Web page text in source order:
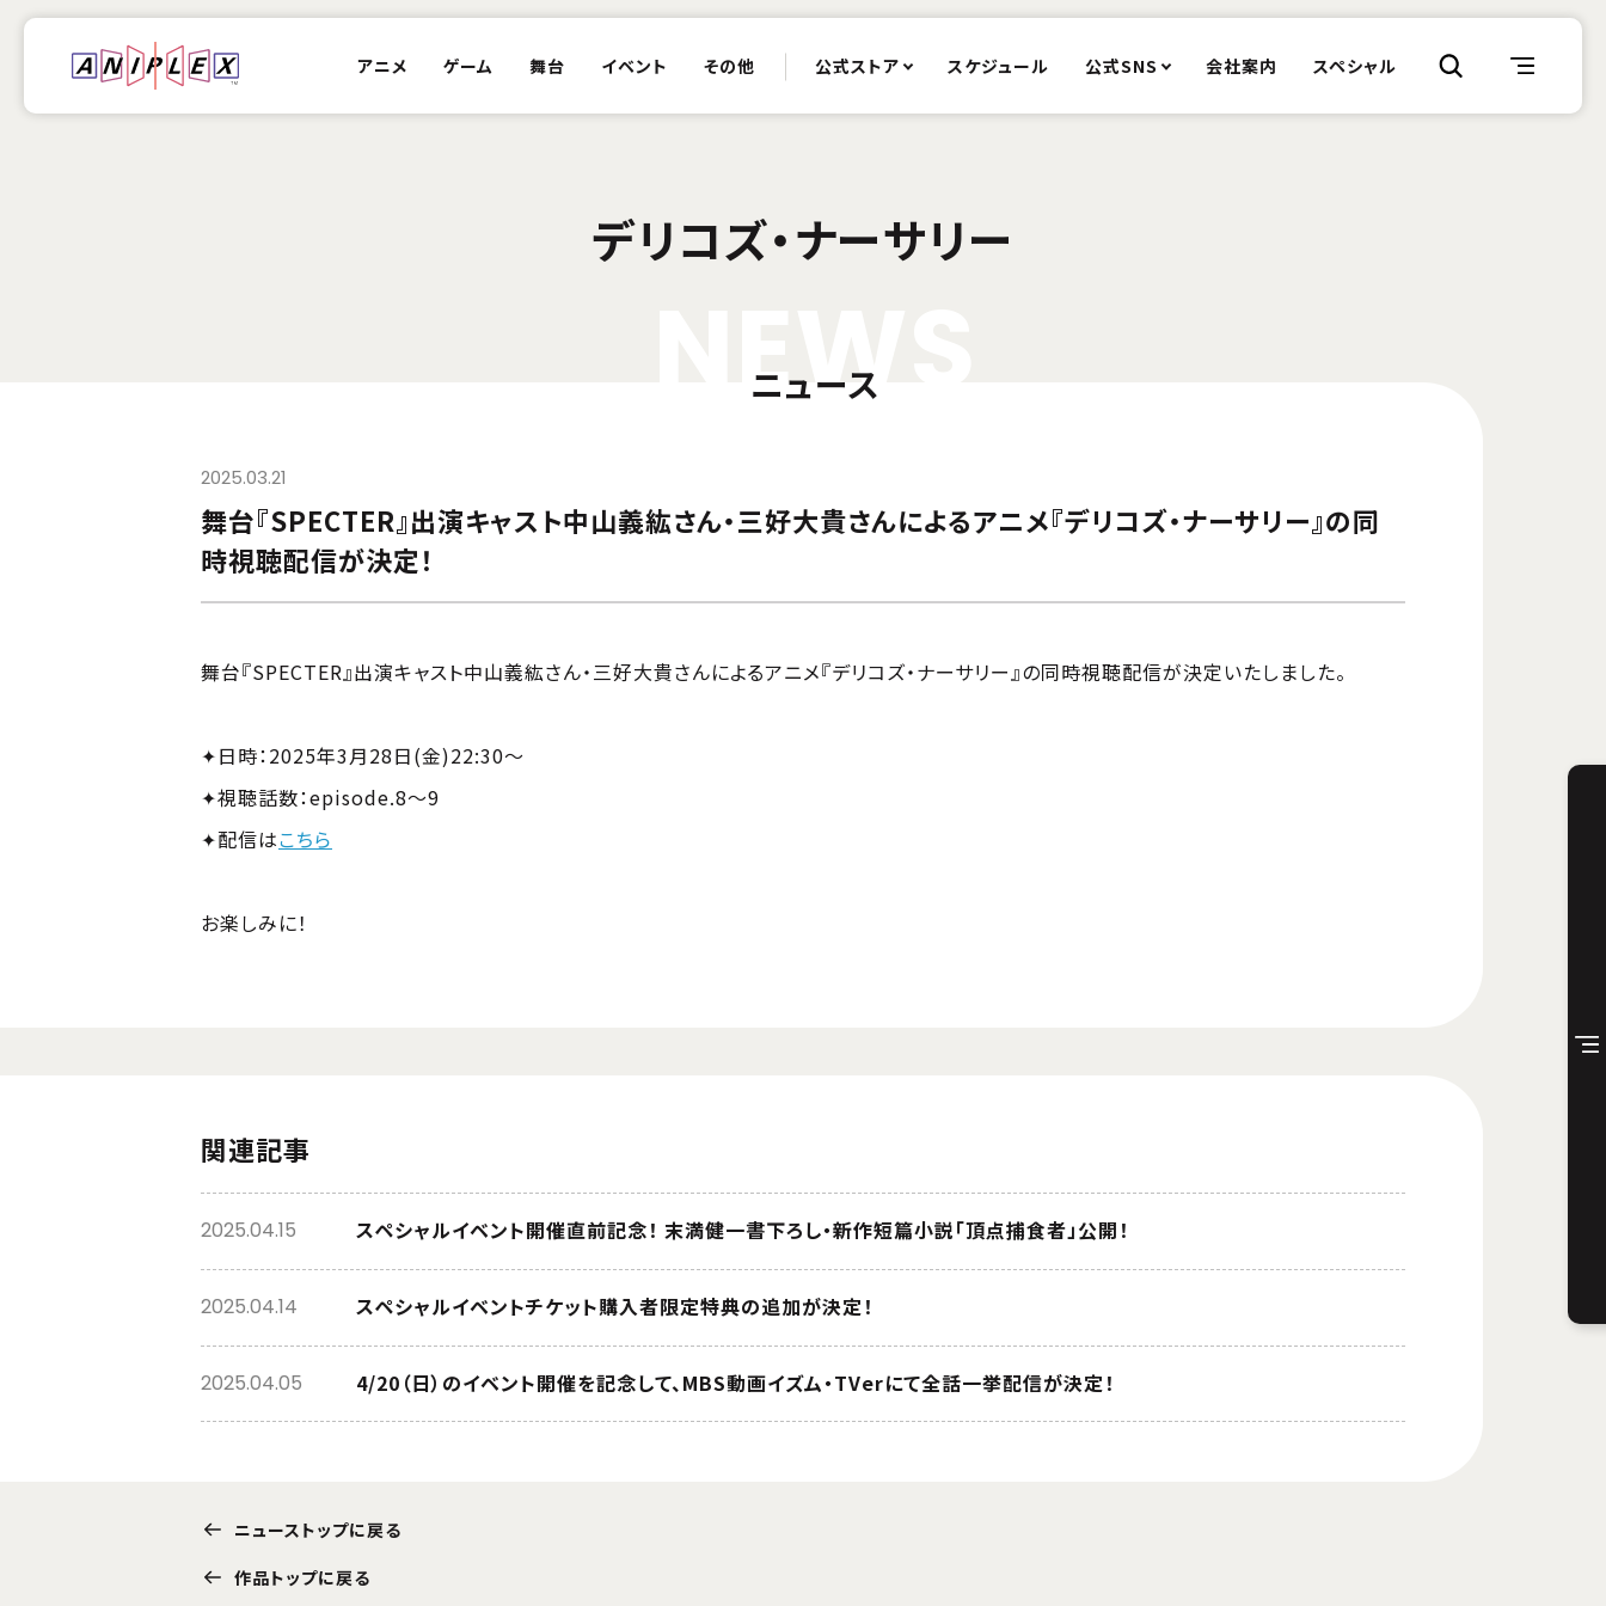
アニメ ゲーム 舞台 イベント その他 公式ストア スケジュール 公式SNS 会社案内 スペシャル
デリコズ・ナーサリー
EW
ニュース
2025.03.21
舞台『SPECTER』出演キャスト中山義紘さん・三好大貴さんによるアニメ『デリコズ・ナーサリー』の同
時視聴配信が決定！
舞台『SPECTER』出演キャスト中山義紘さん・三好大貴さんによるアニメ『デリコズ・ナーサリー』の同時視聴配信が決定いたしました。
✦日時：2025年3月28日(金)22:30～
✦視聴話数：episode.8～9
✦配信はこちら
お楽しみに！
関連記事
スペシャルイベント開催直前記念！ 末満健一書下ろし・新作短篇小説「頂点捕食者」公開！
2025.04.15
スペシャルイベントチケット購入者限定特典の追加が決定！
2025.04.14
4/20（日）のイベント開催を記念して、MBS動画イズム・TVerにて全話一挙配信が決定！
2025.04.05
ニューストップに戻る
作品トップに戻る